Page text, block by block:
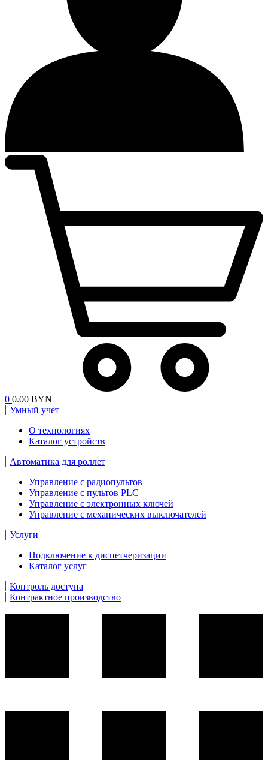
0 0.00 BYN
Умный учет
О технологиях
Каталог устройств
Автоматика для роллет
Управление с радиопультов
Управление с пультов PLC
Управление с электронных ключей
Управление с механических выключателей
Услуги
Подключение к диспетчеризации
Каталог услуг
Контроль доступа
Контрактное производство